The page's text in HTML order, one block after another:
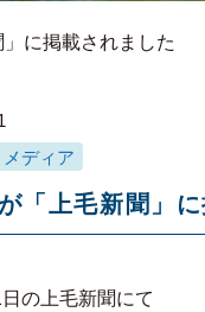
に掲載されました
メディア
「上毛新聞」
の上毛新聞にて